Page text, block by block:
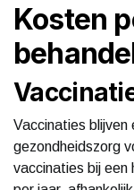
Kosten
Vaccinaties blijven
gezondheidszorg
vaccinaties bij een